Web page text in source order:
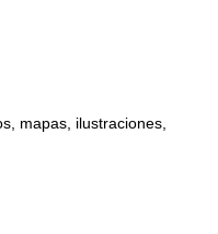
mapas, ilustraciones,